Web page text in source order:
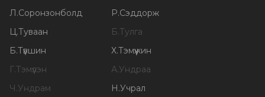
Л.Соронзонболд Р.Сэддорж
Ц.Туваан Б.Тулга
Б.Түвшин Х.Тэмүүжин
Г.Тэмүүлэн А.Ундраа
Ч.Ундрам Н.Учрал